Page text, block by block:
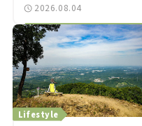
2026.08.04
Lifestyle